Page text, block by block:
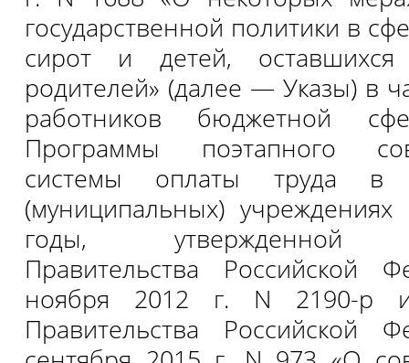
государственной политики в
сирот и детей,
родителей» (далее — Указы) в
работников бюджетной
Программы поэтапного
системы оплаты труда в
(муниципальных)
годы, утвержденной
Правительства Российской
ноября 2012 г. N 2190-р и
Правительства Российской